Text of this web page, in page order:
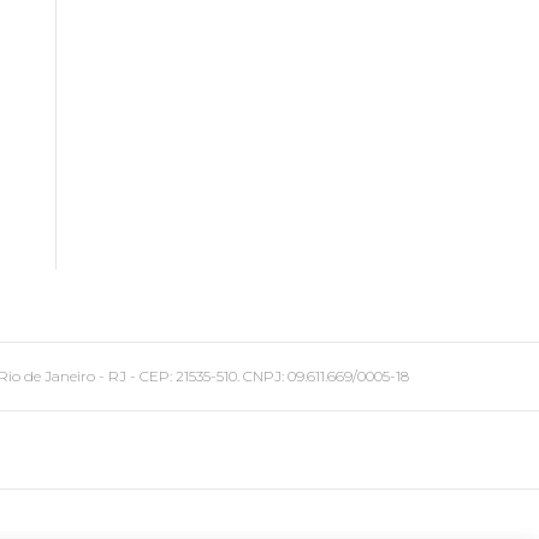
Janeiro - RJ - CEP: 21535-510. CNPJ: 09.611.669/0005-18